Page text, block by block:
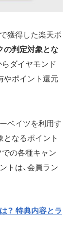
獲得した楽天ポ
の判定対象とな
ダイヤモンド
やポイント還元
ベイツを利用す
となるポイント
での各種キャン
トは、会員ラン
？ 特典内容とラ